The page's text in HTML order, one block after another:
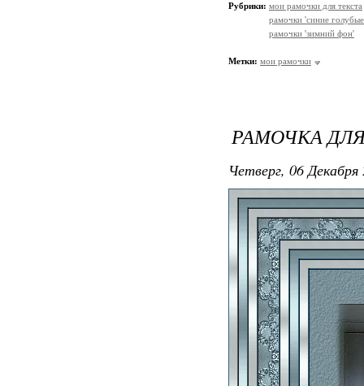
Рубрики: мои рамочки для текста
рамочки 'синие
рамочки 'зимний фон'
Метки: мои рамочки
РАМОЧКА
Четверг, 06